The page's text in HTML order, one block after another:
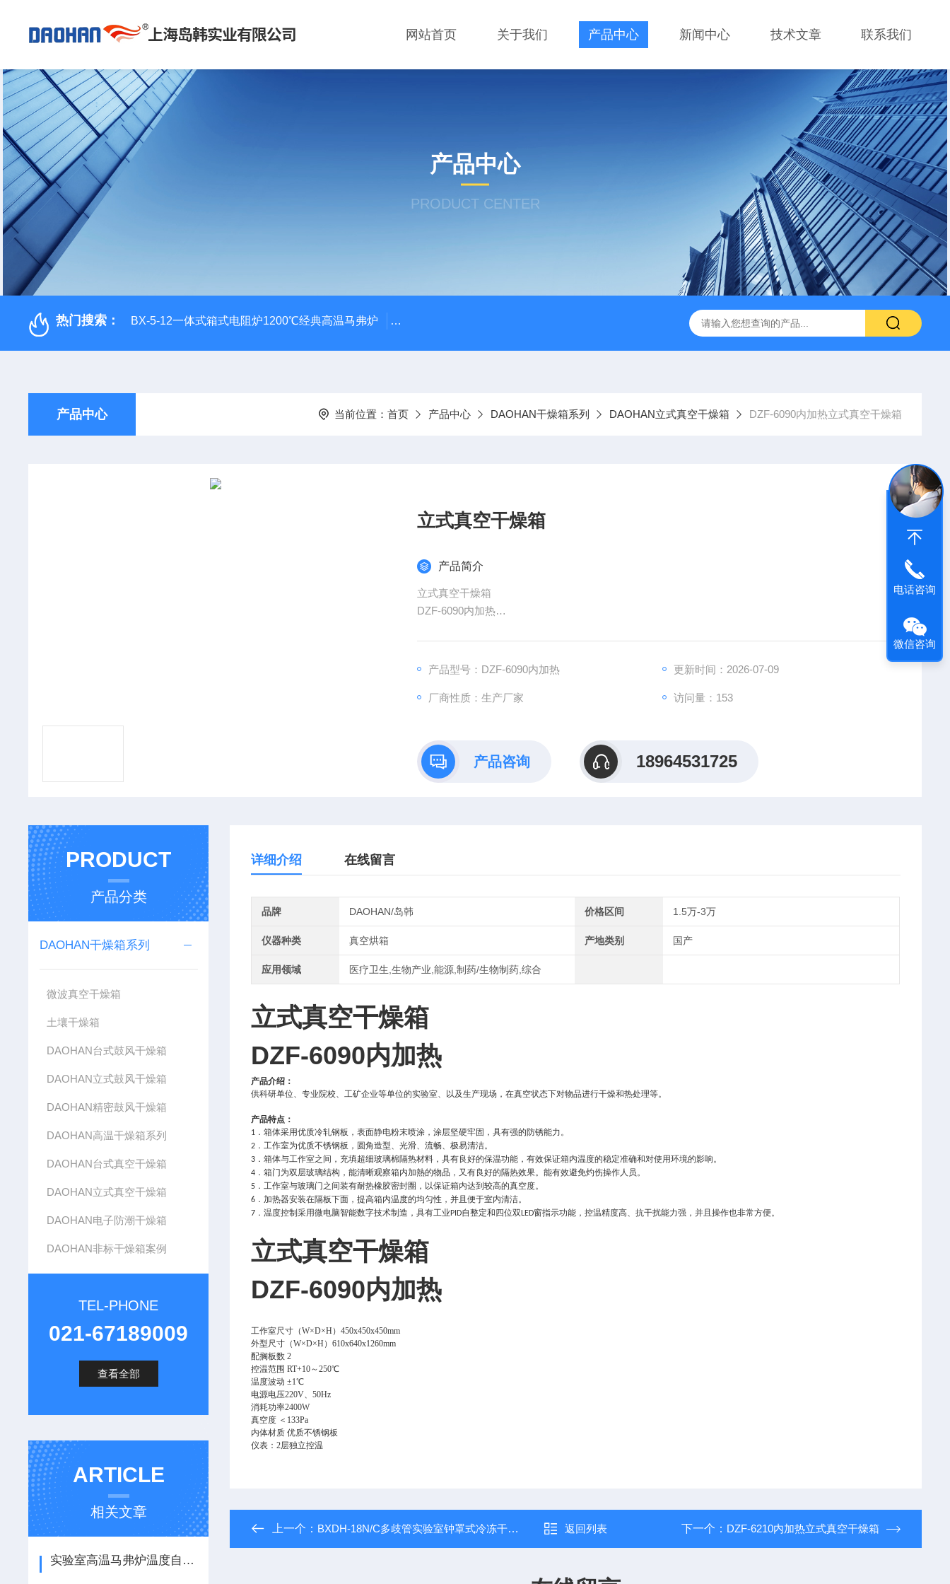
网站首页 关于我们 产品中心 新闻中心 技术文章 联系我们
产品中心
PRODUCT CENTER
热门搜索： BX-5-12一体式箱式电阻炉1200℃经典高温马弗炉 BX-12-12H灰分含量测定马弗炉1200度电炉灰分测定仪 GDJ6010高低温交变试验箱daohan冷热交变测试箱
产品中心 当前位置： 首页 产品中心 DAOHAN干燥箱系列 DAOHAN立式真空干燥箱 DZF-6090内加热立式真空干燥箱
立式真空干燥箱
产品简介
立式真空干燥箱
DZF-6090内加热
产品型号：DZF-6090内加热
更新时间：2026-07-09
厂商性质：生产厂家 访问量：153
产品咨询 18964531725
PRODUCT
产品分类
DAOHAN干燥箱系列
微波真空干燥箱
土壤干燥箱
DAOHAN台式鼓风干燥箱
DAOHAN立式鼓风干燥箱
DAOHAN精密鼓风干燥箱
DAOHAN高温干燥箱系列
DAOHAN台式真空干燥箱
DAOHAN立式真空干燥箱
DAOHAN电子防潮干燥箱
DAOHAN非标干燥箱案例
TEL-PHONE
021-67189009
查看全部
ARTICLE
相关文章
实验室高温马弗炉温度自动化控制
详细介绍 在线留言
品牌 DAOHAN/岛韩 价格区间 1.5万-3万
仪器种类 真空烘箱 产地类别 国产
应用领域 医疗卫生,生物产业,能源,制药/生物制药,综合
立式真空干燥箱
DZF-6090内加热
产品介绍：
供科研单位、专业院校、工矿企业等单位的实验室、以及生产现场，在真空状态下对物品进行干燥和热处理等。
产品特点：
1 ．箱体采用优质冷轧钢板，表面静电粉末喷涂，涂层坚硬牢固，具有强的防锈能力。
2 ．工作室为优质不锈钢板，圆角造型、光滑、流畅、极易清洁。
3 ．箱体与工作室之间，充填超细玻璃棉隔热材料，具有良好的保温功能，有效保证箱内温度的稳定准确和对使用环境的影响。
4 ．箱门为双层玻璃结构，能清晰观察箱内加熱的物品，又有良好的隔热效果。能有效避免灼伤操作人员。
5 ．工作室与玻璃门之间装有耐热橡胶密封圈，以保证箱内达到较高的真空度。
6 ．加热器安装在隔板下面，提高箱内温度的均匀性，并且便于室内清洁。
7 ．温度控制采用微电脑智能数字技术制造，具有工业PID自整定和四位双LED窗指示功能，控温精度高、抗干扰能力强，并且操作也非常方便。
立式真空干燥箱
DZF-6090内加热
工作室尺寸（W×D×H）450x450x450mm
外型尺寸（W×D×H）610x640x1260mm
配搁板数 2
控温范围 RT+10～250℃
温度波动 ±1℃
电源电压220V、50Hz
消耗功率2400W
真空度 ＜133Pa
内体材质 优质不锈钢板
仪表：2层独立控温
上一个： BXDH-18N/C多歧管实验室钟罩式冷冻干燥机 返回列表 下一个： DZF-6210内加热立式真空干燥箱
电话咨询
微信咨询